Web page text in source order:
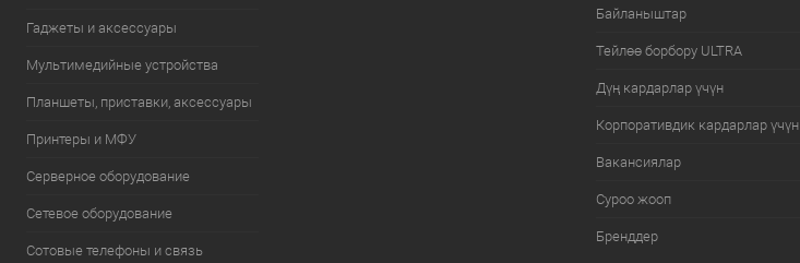
Гаджеты и аксессуары
Мультимедийные устройства
Планшеты, приставки, аксессуары
Принтеры и МФУ
Серверное оборудование
Сетевое оборудование
Сотовые телефоны и связь
Байланыштар
Тейлөө борбору ULTRA
Дүң кардарлар үчүн
Корпоративдик кардарлар үчүн
Вакансиялар
Суроо жооп
Бренддер